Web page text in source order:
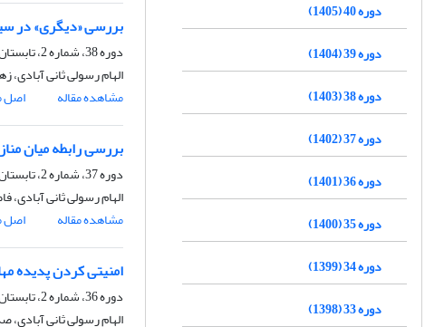
بررسی «دیگری» در
دوره 38، شماره 2، تابستان 1403، صفحه
الهام رسولی ثانی آبادی،
مشاهده مقاله
اصل
بررسی رابطه میان
دوره 37، شماره 2، تابستان 1402، صفحه
الهام رسولی ثانی آبادی،
مشاهده مقاله
اصل
امنیتی کردن پدیده
دوره 36، شماره 2، تابستان 1401، صفحه
الهام رسولی ثانی
دوره 40 (1405)
دوره 39 (1404)
دوره 38 (1403)
دوره 37 (1402)
دوره 36 (1401)
دوره 35 (1400)
دوره 34 (1399)
دوره 33 (1398)